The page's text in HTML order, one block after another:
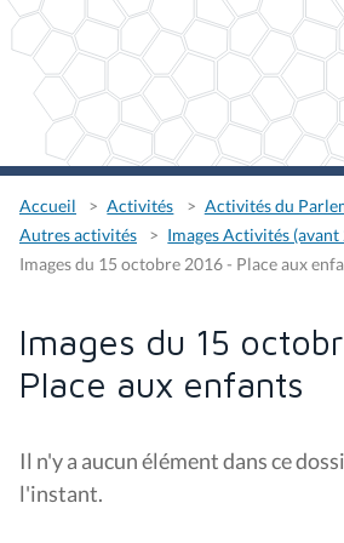
Accueil Activités
Activités du
Autres activités
Images Activités (avant
Images du 15 octobre 2016 - Place aux
Images du 15
Place aux enfants
Il n'y a aucun élément dans ce
l'instant.